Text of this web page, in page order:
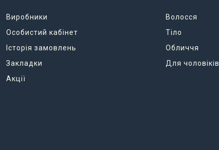
Виробники
Особистий кабінет
Історія замовлень
Закладки
Акції
Волосся
Тіло
Обличчя
Для чоловіків